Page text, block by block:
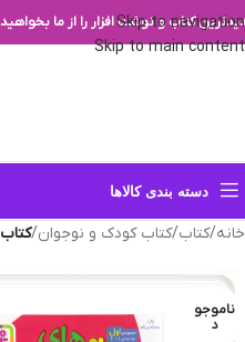
Skip to navigation
Skip to main content
کتاب و نوشت افزار را از ما بخواهید
دسته بندی کالاها
خانه/کتاب/کتاب کودک و نوجوان/
ناموجو
د